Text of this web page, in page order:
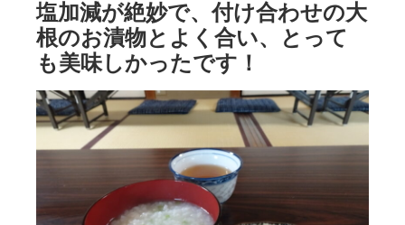
塩加減が絶妙で、付け合わせの大
根のお漬物とよく合い、とって
も美味しかったです！